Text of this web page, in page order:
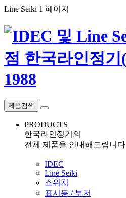
Line Seiki 1 페이지
제품검색
PRODUCTS
한국라인정기의
전체 제품을 안내해드립니다
IDEC
Line Seiki
스위치
표시등 / 부저